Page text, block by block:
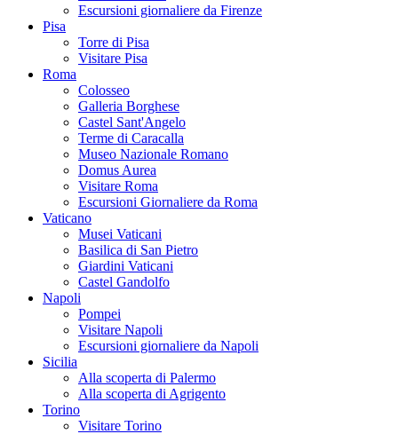
Escursioni giornaliere da Firenze
Pisa
Torre di Pisa
Visitare Pisa
Roma
Colosseo
Galleria Borghese
Castel Sant'Angelo
Terme di Caracalla
Museo Nazionale Romano
Domus Aurea
Visitare Roma
Escursioni Giornaliere da Roma
Vaticano
Musei Vaticani
Basilica di San Pietro
Giardini Vaticani
Castel Gandolfo
Napoli
Pompei
Visitare Napoli
Escursioni giornaliere da Napoli
Sicilia
Alla scoperta di Palermo
Alla scoperta di Agrigento
Torino
Visitare Torino